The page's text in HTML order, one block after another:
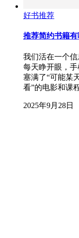
好书推荐
推荐简约书籍
我们活在一个信
每天睁开眼，
塞满了“可能某
看”的电影和课
2025年9月28日